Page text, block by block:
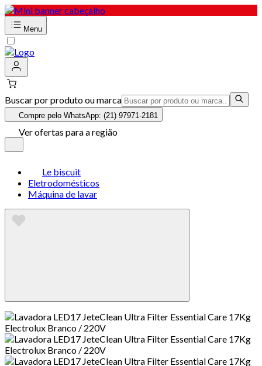
Menu
Buscar por produto ou marca
Compre pelo WhatsApp: (21) 97971-2181
Ver ofertas para a região
Le biscuit
Eletrodomésticos
Máquina de lavar